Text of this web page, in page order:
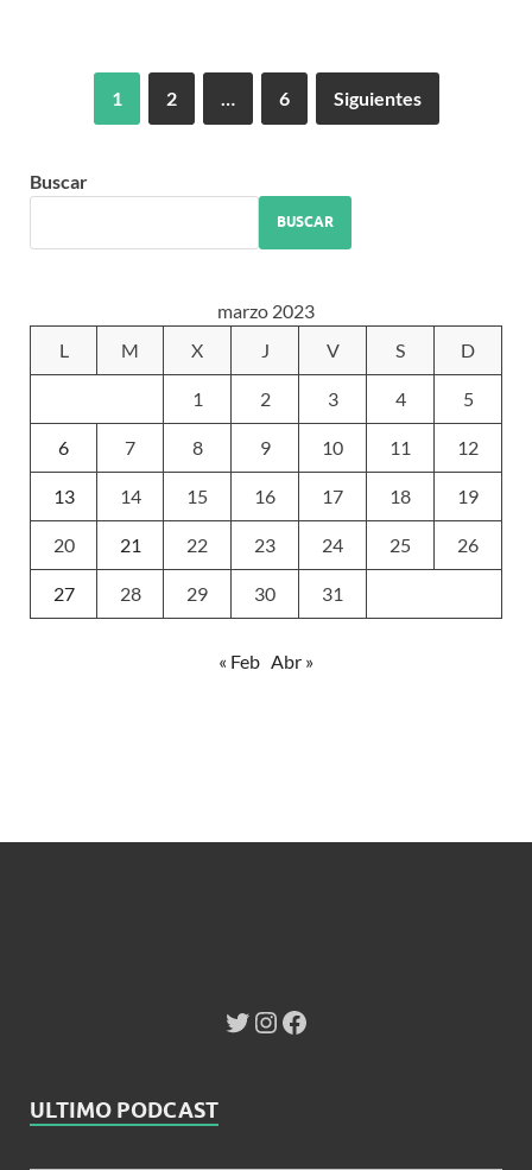
1 2 … 6 Siguientes
Buscar
BUSCAR
marzo 2023
L
M X J V S D
1 2 3 4 5
6 7 8 9 10 11 12
13 14 15 16 17 18 19
20 21 22 23 24 25 26
27 28 29 30 31
« Feb Abr »
ULTIMO PODCAST